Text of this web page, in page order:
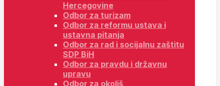
Hercegovine
Odbor za turizam
Odbor za reformu ustava i
ustavna pitanja
Odbor za rad i socijalnu zaštitu
SDP BiH
Odbor za pravdu i državnu
upravu
Odbor za okoliš